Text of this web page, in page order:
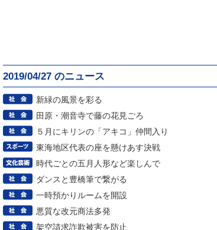
2019/04/27 のニュース
新緑の風景を彩る
田原・潮音寺で藤の花見ごろ
５月にキリンの「アキコ」仲間入り
東海地区代表の座を懸けあす決戦
時代ごとの五月人形など楽しんで
ダンスと豊橋筆で繋がる
一時預かりルームを開設
悪質な改元商法多発
架空請求詐欺被害を防止